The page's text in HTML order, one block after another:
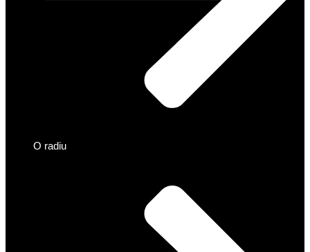
O radiu